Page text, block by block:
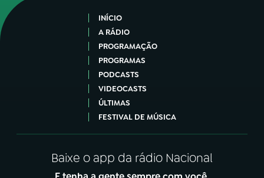
INÍCIO
A RÁDIO
PROGRAMAÇÃO
PROGRAMAS
PODCASTS
VIDEOCASTS
ÚLTIMAS
FESTIVAL DE MÚSICA
Baixe o app da rádio Nacional